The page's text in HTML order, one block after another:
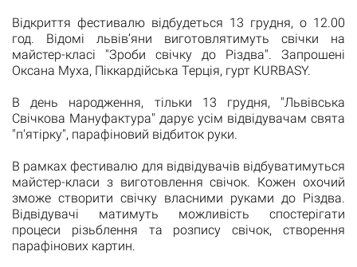
Відкриття фестивалю відбудеться 13 грудня, о 12.00
год. Відомі львів’яни виготовлятимуть свічки на
майстер-класі "Зроби свічку до Різдва". Запрошені
Оксана Муха, Піккардійська Терція, гурт KURBASY.
В день народження, тільки 13 грудня, "Львівська
Свічкова Мануфактура" дарує усім відвідувачам свята
"п'ятірку", парафіновий відбиток руки.
В рамках фестивалю для відвідувачів відбуватимуться
майстер-класи з виготовлення свічок. Кожен охочий
зможе створити свічку власними руками до Різдва.
Відвідувачі матимуть можливість спостерігати
процеси різьблення та розпису свічок, створення
парафінових картин.